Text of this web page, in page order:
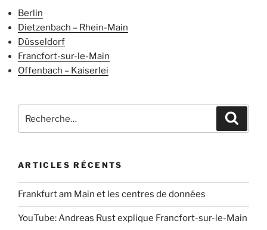
Berlin
Dietzenbach – Rhein-Main
Düsseldorf
Francfort-sur-le-Main
Offenbach – Kaiserlei
pour
ARTICLES RÉCENTS
Frankfurt am Main et les centres de données
YouTube: Andreas Rust explique Francfort-sur-le-Main